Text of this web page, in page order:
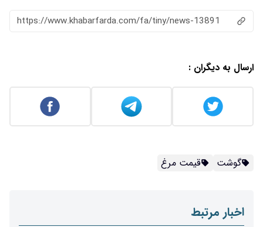
https://www.khabarfarda.com/fa/tiny/news-13891
ارسال به دیگران :
گوشت قیمت مرغ
اخبار مرتبط